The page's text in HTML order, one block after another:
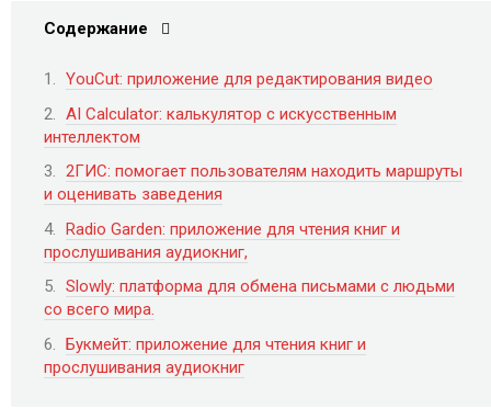
Содержание
YouCut: приложение для редактирования видео
AI Calculator: калькулятор с искусственным
интеллектом
2ГИС: помогает пользователям находить маршруты
и оценивать заведения
Radio Garden: приложение для чтения книг и
прослушивания аудиокниг,
Slowly: платформа для обмена письмами с людьми
со всего мира.
Букмейт: приложение для чтения книг и
прослушивания аудиокниг